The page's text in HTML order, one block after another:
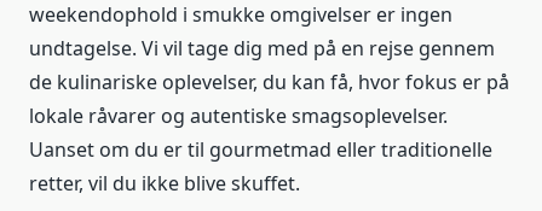
weekendophold i smukke omgivelser er ingen
undtagelse. Vi vil tage dig med på en rejse gennem
de kulinariske oplevelser, du kan få, hvor fokus er på
lokale råvarer og autentiske smagsoplevelser.
Uanset om du er til gourmetmad eller traditionelle
retter, vil du ikke blive skuffet.